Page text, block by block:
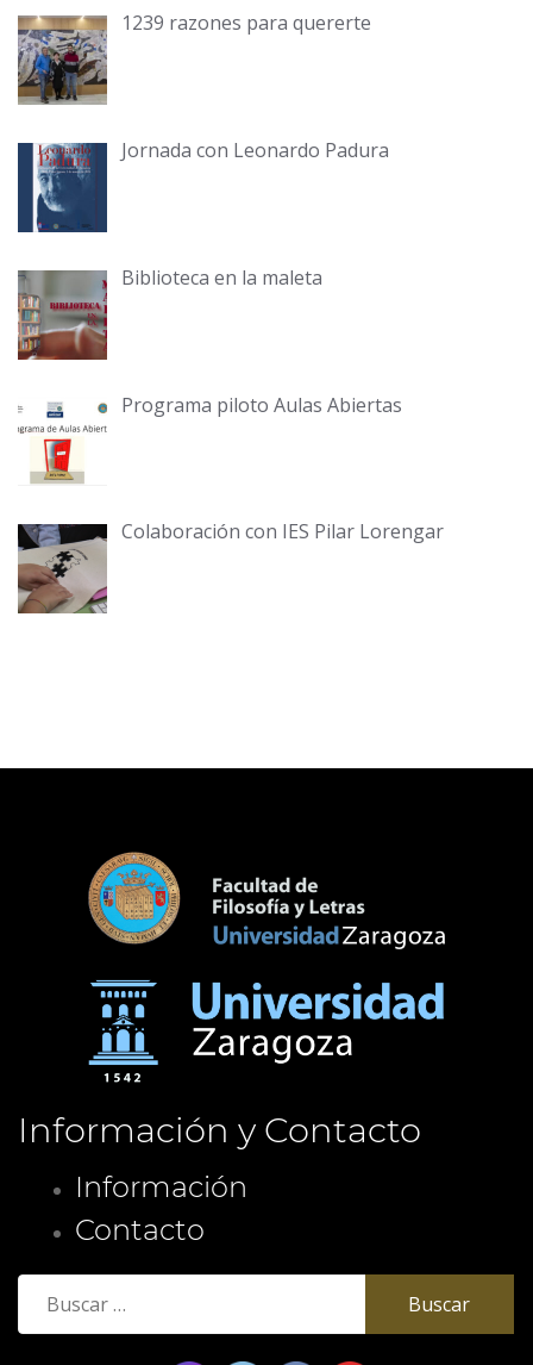
1239 razones para quererte
Jornada con Leonardo Padura
Biblioteca en la maleta
Programa piloto Aulas Abiertas
Colaboración con IES Pilar Lorengar
Información y Contacto
Información
Contacto
Buscar: